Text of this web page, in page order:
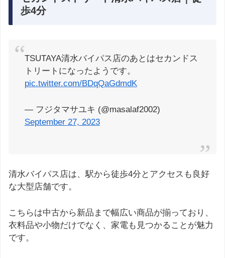
歩4分
TSUTAYA清水バイパス店のあとはセカンドス
トリートになったようです。
pic.twitter.com/BDqQaGdmdK
— フジタマサユキ (@masalaf2002)
September 27, 2023
清水バイパス店は、駅から徒歩4分とアクセスも良好
な大型店舗です。
こちらは中古から新品まで幅広い商品が揃っており、
衣料品や小物だけでなく、家電も見つかることが魅力
です。